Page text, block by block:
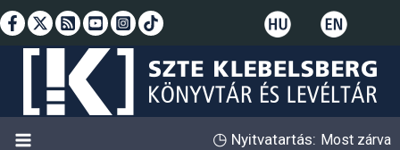
Skip
to
◷ Nyitvatartás: Most zárva